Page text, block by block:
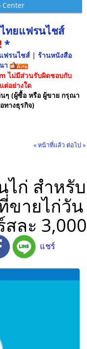
Center
ทยแฟรนไชส์
*
ฟรนไชส์ | ร้านหนังสือ
า
ไม่มีส่วนรับผิดชอบกับ
ต่อย่างใด
นๆ (ผู้ซื้อ หรือ ผู้ขาย กรุณา
างธุรกิจ)
« หน้าที่แล้ว ต่อไป »
ไก่ สำหรับ
ขายไก่วัน
ละ 3,000
แชร์